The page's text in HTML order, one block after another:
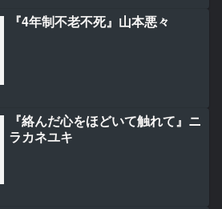
『4年制不老不死』山本悪々
『絡んだ心をほどいて触れて』ニ
ラカネユキ